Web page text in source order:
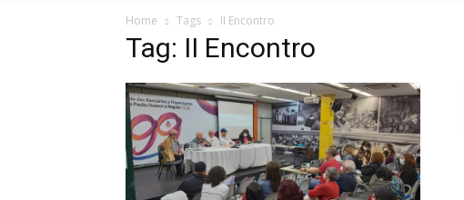
Home Tags II Encontro
Tag: II Encontro